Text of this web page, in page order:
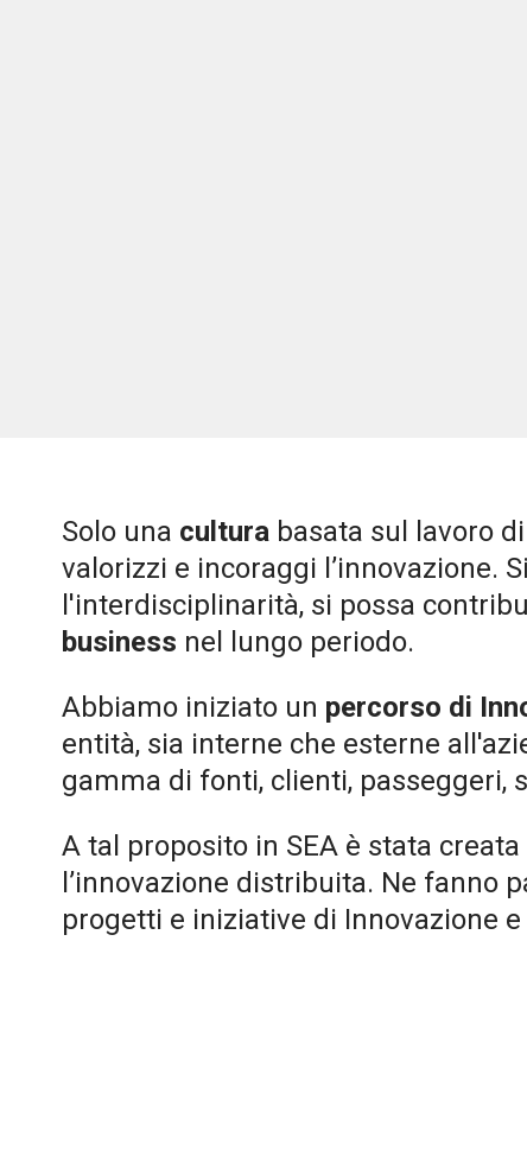
Solo una cultura basata sul lavoro
valorizzi e incoraggi l’innovazione.
l'interdisciplinarità, si possa
business nel lungo periodo.
Abbiamo iniziato un percorso di
entità, sia interne che esterne
gamma di fonti, clienti,
A tal proposito in SEA è stata creata
l’innovazione distribuita. Ne fanno
progetti e iniziative di Innovazione